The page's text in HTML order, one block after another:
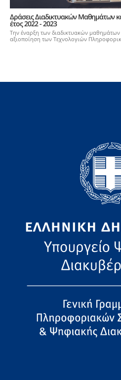
Δράσεις Διαδικτυακών Μαθημάτων
έτος 2022 - 2023
Την έναρξη των διαδικτυακών μαθημάτων
αξιοποίηση των Τεχνολογιών